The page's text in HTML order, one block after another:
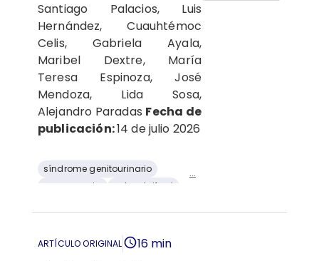
Santiago Palacios, Luis
Hernández, Cuauhtémoc
Celis, Gabriela Ayala,
Maribel Dextre, María
Teresa Espinoza, José
Mendoza, Lida Sosa,
Alejandro Paradas Fecha de
publicación:14 de julio 2026
síndrome genitourinario
menopausia
colecalciferol
Vitamina D
...
ARTÍCULO ORIGINAL 16 min